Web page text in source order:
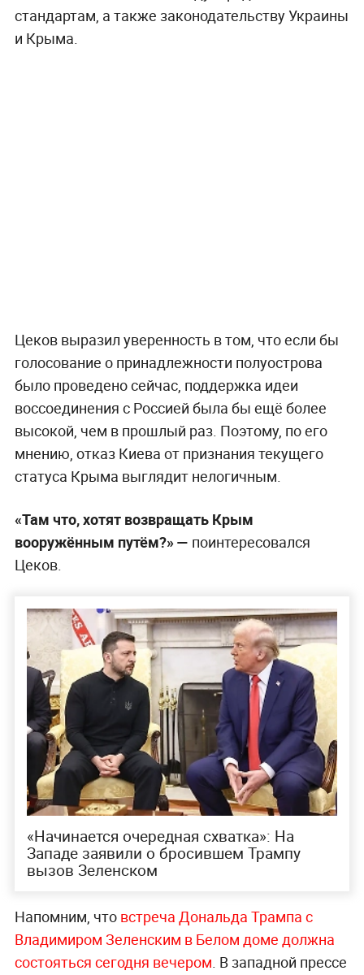
стандартам, а также законодательству Украины
и Крыма.
Цеков выразил уверенность в том, что если бы
голосование о принадлежности полуострова
было проведено сейчас, поддержка идеи
воссоединения с Россией была бы ещё более
высокой, чем в прошлый раз. Поэтому, по его
мнению, отказ Киева от признания текущего
статуса Крыма выглядит нелогичным.
«Там что, хотят возвращать Крым
вооружённым путём?» — поинтересовался
Цеков.
«Начинается очередная схватка»: На
Западе заявили о бросившем Трампу
вызов Зеленском
Напомним, что встреча Дональда Трампа с
Владимиром Зеленским в Белом доме должна
состояться сегодня вечером. В западной прессе